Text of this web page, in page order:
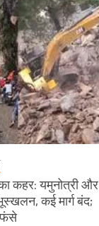
कहर: यमुनोत्री और
कई मार्ग बंद;
फंसे